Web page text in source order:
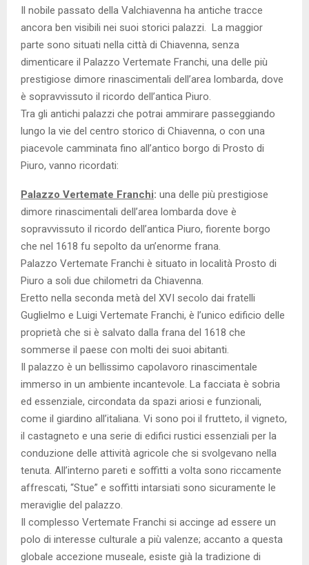
Il nobile passato della Valchiavenna ha antiche tracce
ancora ben visibili nei suoi storici palazzi. La maggior
parte sono situati nella città di Chiavenna, senza
dimenticare il Palazzo Vertemate Franchi, una delle più
prestigiose dimore rinascimentali dell’area lombarda, dove
è sopravvissuto il ricordo dell’antica Piuro.
Tra gli antichi palazzi che potrai ammirare passeggiando
lungo la vie del centro storico di Chiavenna, o con una
piacevole camminata fino all’antico borgo di Prosto di
Piuro, vanno ricordati:
Palazzo Vertemate Franchi: una delle più prestigiose
dimore rinascimentali dell’area lombarda dove è
sopravvissuto il ricordo dell’antica Piuro, fiorente borgo
che nel 1618 fu sepolto da un’enorme frana.
Palazzo Vertemate Franchi è situato in località Prosto di
Piuro a soli due chilometri da Chiavenna.
Eretto nella seconda metà del XVI secolo dai fratelli
Guglielmo e Luigi Vertemate Franchi, è l’unico edificio delle
proprietà che si è salvato dalla frana del 1618 che
sommerse il paese con molti dei suoi abitanti.
Il palazzo è un bellissimo capolavoro rinascimentale
immerso in un ambiente incantevole. La facciata è sobria
ed essenziale, circondata da spazi ariosi e funzionali,
come il giardino all’italiana. Vi sono poi il frutteto, il vigneto,
il castagneto e una serie di edifici rustici essenziali per la
conduzione delle attività agricole che si svolgevano nella
tenuta. All’interno pareti e soffitti a volta sono riccamente
affrescati, “Stue” e soffitti intarsiati sono sicuramente le
meraviglie del palazzo.
Il complesso Vertemate Franchi si accinge ad essere un
polo di interesse culturale a più valenze; accanto a questa
globale accezione museale, esiste già la tradizione di